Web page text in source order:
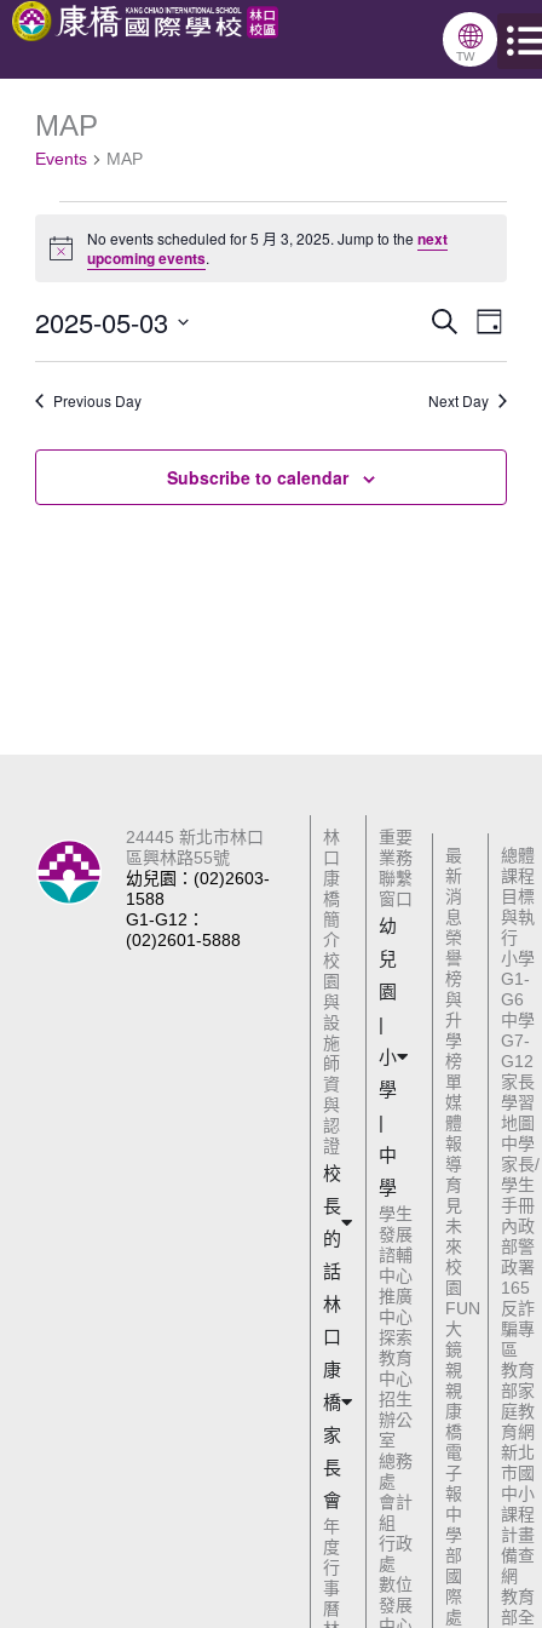
跳
🌐
TW
MAP
Events MAP
Events
for
月
2025
Notice
No events scheduled for 5 月 3, 2025. Jump to the next
upcoming events.
Events
Search
and
SearchEvent
Day
2025-05-03
Select
date.
Previous Day Next Day
Subscribe to calendar
24445 新北市林口
區興林路55號
幼兒園：(02)2603-
1588
G1-G12：
(02)2601-5888
林
口
康
橋
簡
介
校
園
與
設
施
師
資
與
認
證
校
長
的
話
林
口
康
橋
家
長
會
年
度
行
事
曆
重要
業務
聯繫
窗口
幼
兒
園
|
小
學
|
中
學
學生
發展
諮輔
中心
推廣
中心
探索
教育
中心
招生
辦公
室
總務
處
會計
組
行政
處
數位
發展
最
新
消
息
榮
譽
榜
與
升
學
榜
單
媒
體
報
導
育
見
未
來
校
園
FUN
大
鏡
親
親
康
橋
電
子
報
中
學
部
國
際
處
總體
課程
目標
與執
行
小學
G1-
G6
中學
G7-
G12
家長
學習
地圖
中學
家長/
學生
手冊
內政
部警
政署
165
反詐
騙專
區
教育
部家
庭教
育網
新北
市國
中小
課程
計畫
備查
網
教育
部全